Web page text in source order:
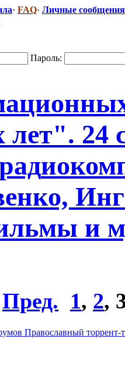
· FAQ· Личные сообщения
Пароль:
24
и
Пред. 1, 2,
Православный торрент-